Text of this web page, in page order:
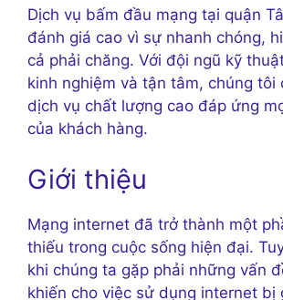
Dịch vụ bấm đầu mạng tại quận
đánh giá cao vì sự nhanh chóng,
cả phải chăng. Với đội ngũ kỹ
kinh nghiệm và tận tâm, chúng tôi
dịch vụ chất lượng cao đáp ứng
của khách hàng.
Giới thiệu
Mạng internet đã trở thành một
thiếu trong cuộc sống hiện đại.
khi chúng ta gặp phải những vấn
khiến cho việc sử dụng internet bị